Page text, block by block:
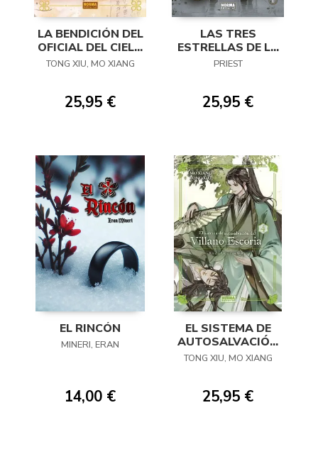
LA BENDICIÓN DEL
OFICIAL DEL CIELO
07 (NOVELA)
TONG XIU, MO XIANG
25,95 €
LAS TRES
ESTRELLAS DE LA
CALAMIDAD 01
PRIEST
25,95 €
EL RINCÓN
MINERI, ERAN
14,00 €
EL SISTEMA DE
AUTOSALVACIÓN
DEL VILLANO
TONG XIU, MO XIANG
25,95 €